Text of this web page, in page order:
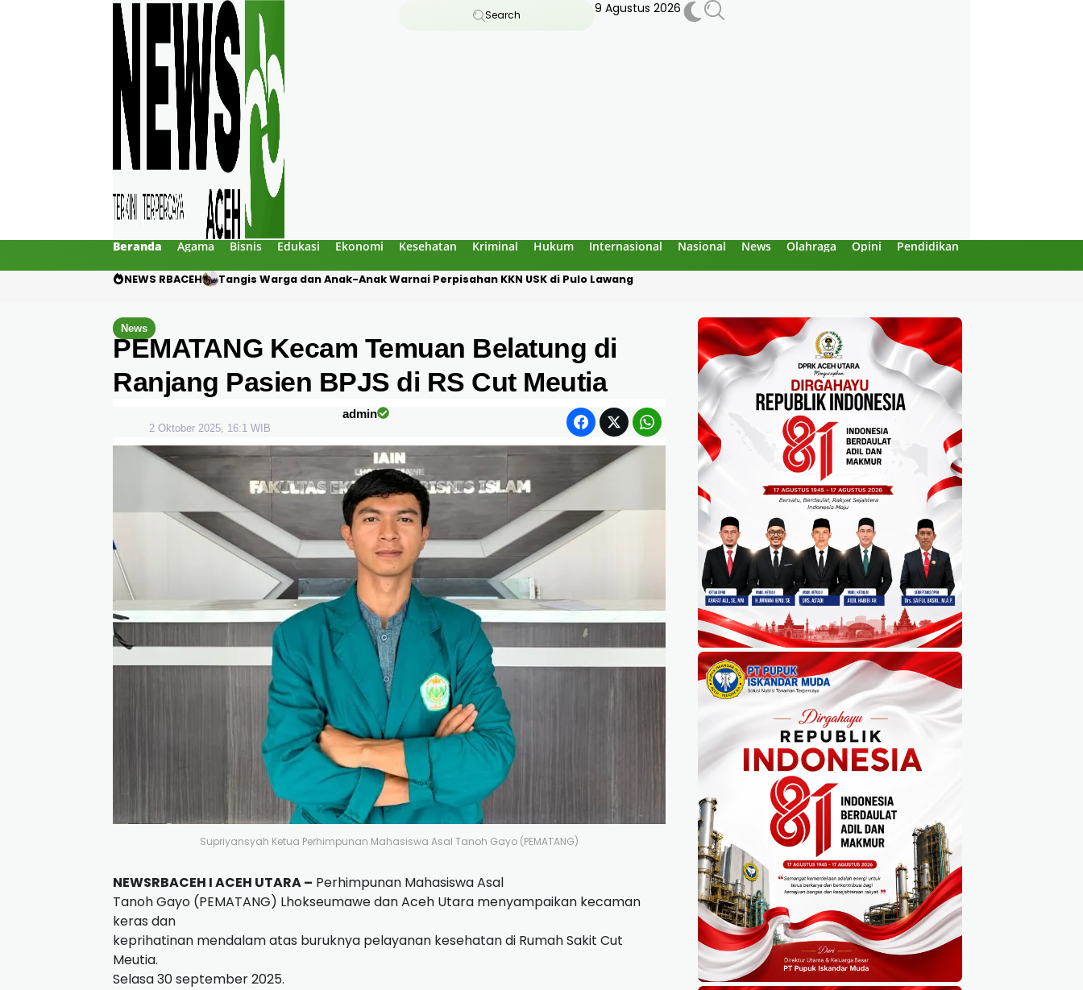
Search 9 Agustus 2026
Beranda Agama Bisnis Edukasi Ekonomi Kesehatan Kriminal Hukum Internasional Nasional News Olahraga Opini Pendidikan
NEWS RBACEH Dua Pelajar Meninggal dalam Kecelakaan Maut di Lhoksukon, Motor Bersenggolan Saat Mendahului
News
PEMATANG Kecam Temuan Belatung di
Ranjang Pasien BPJS di RS Cut Meutia
admin
2 Oktober 2025, 16:1 WIB
Supriyansyah Ketua Perhimpunan Mahasiswa Asal Tanoh Gayo (PEMATANG)
NEWSRBACEH I ACEH UTARA – Perhimpunan Mahasiswa Asal
Tanoh Gayo (PEMATANG) Lhokseumawe dan Aceh Utara menyampaikan kecaman
keras dan
keprihatinan mendalam atas buruknya pelayanan kesehatan di Rumah Sakit Cut
Meutia.
Selasa 30 september 2025.